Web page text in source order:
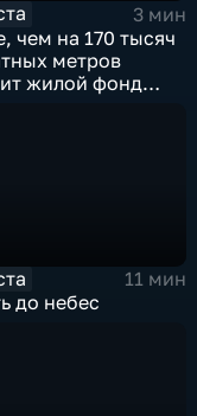
3 мин
чем на 170 тысяч
метров
жилой фонд
11 мин
до небес